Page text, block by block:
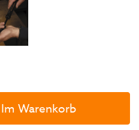
Im Warenkorb